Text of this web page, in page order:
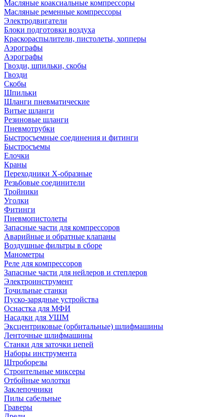
Масляные коаксиальные компрессоры
Масляные ременные компрессоры
Электродвигатели
Блоки подготовки воздуха
Краскораспылители, пистолеты, хопперы
Аэрографы
Аэрографы
Гвозди, шпильки, скобы
Гвозди
Скобы
Шпильки
Шланги пневматические
Витые шланги
Резиновые шланги
Пневмотрубки
Быстросъемные соединения и фитинги
Быстросъемы
Елочки
Краны
Переходники Х-образные
Резьбовые соединители
Тройники
Уголки
Фитинги
Пневмопистолеты
Запасные части для компрессоров
Аварийные и обратные клапаны
Воздушные фильтры в сборе
Манометры
Реле для компрессоров
Запасные части для нейлеров и степлеров
Электроинструмент
Точильные станки
Пуско-зарядные устройства
Оснастка для МФИ
Насадки для УШМ
Эксцентриковые (орбитальные) шлифмашины
Ленточные шлифмашины
Станки для заточки цепей
Наборы инструмента
Штроборезы
Строительные миксеры
Отбойные молотки
Заклепочники
Пилы сабельные
Граверы